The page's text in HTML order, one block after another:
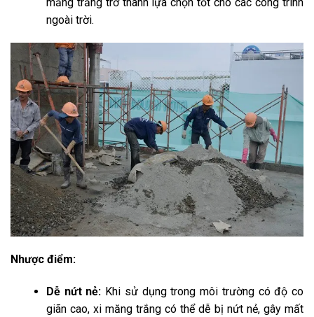
ngoài trời.
Nhược điểm:
Dễ nứt nẻ: Khi sử dụng trong môi trường có độ co
giãn cao, xi măng trắng có thể dễ bị nứt nẻ, gây mất